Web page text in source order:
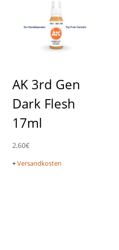
AK 3rd Gen
Dark Flesh
17ml
2,60€
+Versandkosten